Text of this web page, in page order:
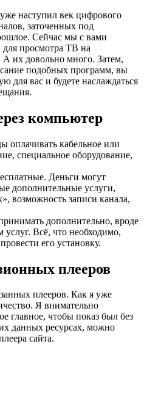
наступил век цифрового
заточенных под
Сейчас мы с вами
для просмотра ТВ на
А их довольно много. Затем,
подобных программ, вы
для вас и будете наслаждаться
компьютер
оплачивать кабельное или
специальное оборудование,
Деньги могут
дополнительные услуги,
возможность записи канала,
дополнительно, вроде
услуг. Всё, что необходимо,
его установку.
плееров
плееров. Как я уже
Я внимательно
главное, чтобы показ был без
данных ресурсах, можно
сайта.